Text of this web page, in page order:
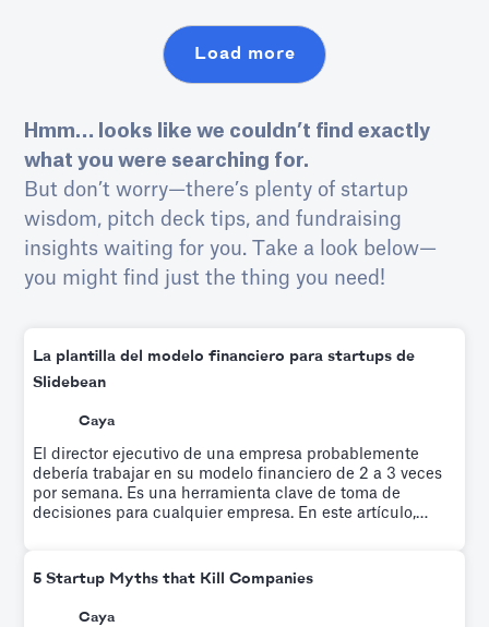
Load more
Hmm… looks like we couldn’t find exactly
what you were searching for.
But don’t worry—there’s plenty of startup
wisdom, pitch deck tips, and fundraising
insights waiting for you. Take a look below—
you might find just the thing you need!
La plantilla del modelo financiero para startups de
Slidebean
Caya
El director ejecutivo de una empresa probablemente
debería trabajar en su modelo financiero de 2 a 3 veces
por semana. Es una herramienta clave de toma de
decisiones para cualquier empresa. En este artículo,
rentabilidad.
5 Startup Myths that Kill Companies
Caya